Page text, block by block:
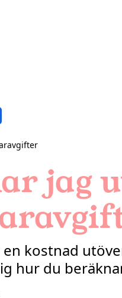
jag
kostnad
hur du